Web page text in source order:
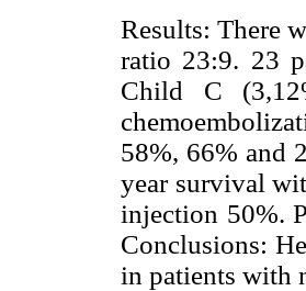
Results: There
ratio 23:9. 23
Child C
58%, 66% and
year survival
injection 50%.
Conclusions:
in patients with